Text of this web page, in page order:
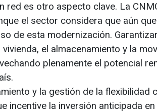
red es otro aspecto clave. La
el sector considera que aún
de esta modernización.
el almacenamiento y la
plenamente el potencial
y la gestión de la flexibilidad
incentive la inversión anticipada